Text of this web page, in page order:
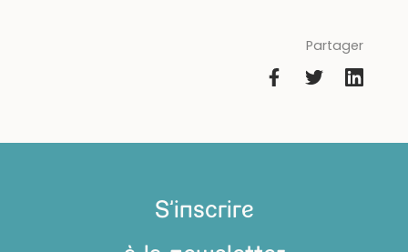
Partager
S'inscrire